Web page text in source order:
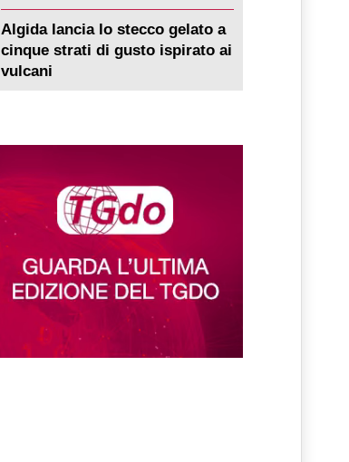
Algida lancia lo stecco gelato a
cinque strati di gusto ispirato ai
vulcani